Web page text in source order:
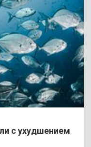
с ухудшением